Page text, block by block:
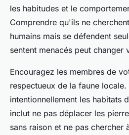
les habitudes et le
Comprendre qu'ils ne
humains mais se défendent
sentent menacés peut changer
Encouragez les membres de
respectueux de la faune locale.
intentionnellement les habitats
inclut ne pas déplacer les
sans raison et ne pas chercher